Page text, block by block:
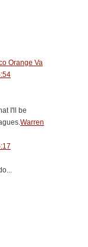
Orange Va
I'll be
Warren